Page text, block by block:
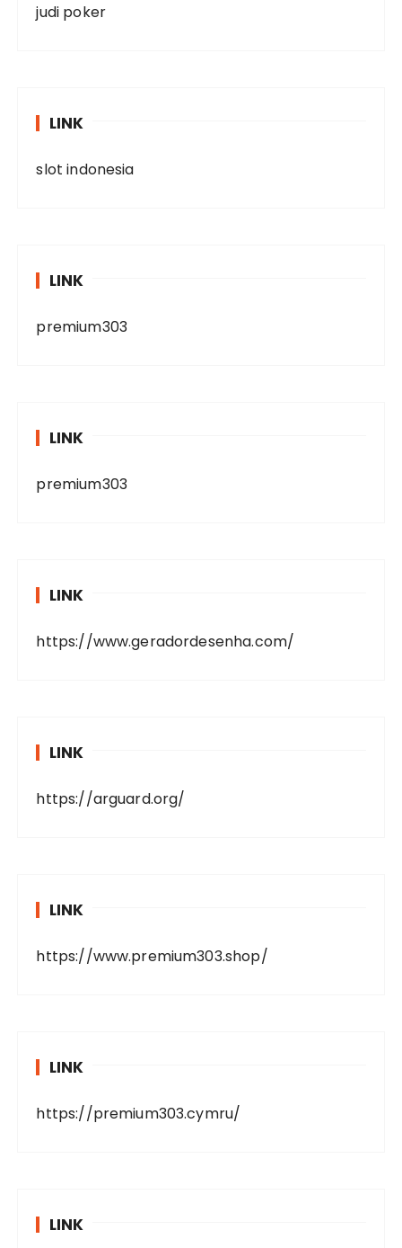
judi poker
LINK
slot indonesia
LINK
premium303
LINK
premium303
LINK
https://www.geradordesenha.com/
LINK
https://arguard.org/
LINK
https://www.premium303.shop/
LINK
https://premium303.cymru/
LINK